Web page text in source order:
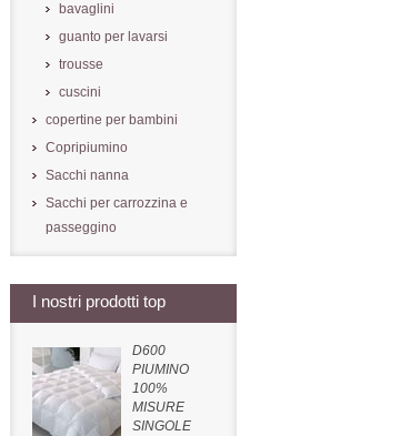
bavaglini
guanto per lavarsi
trousse
cuscini
copertine per bambini
Copripiumino
Sacchi nanna
Sacchi per carrozzina e
passeggino
I nostri prodotti top
D600
PIUMINO
100%
MISURE
SINGOLE